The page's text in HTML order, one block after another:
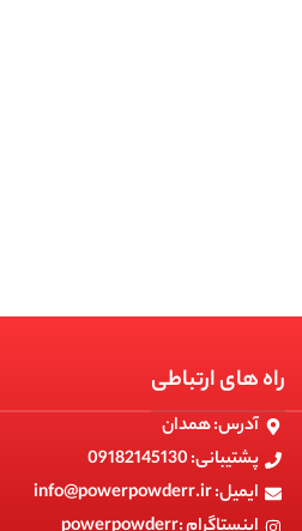
راه های ارتباطی
آدرس: همدان
پشتیبانی: 09182145130
ایمیل: info@powerpowderr.ir